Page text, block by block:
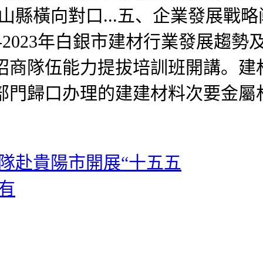
橫向對口...五、企業發展戰略
年白銀市建材行業發展趨勢
商隊伍能力提拔培訓班開講。
歸口办理的建建材料次要金
赴貴陽市開展“十五五